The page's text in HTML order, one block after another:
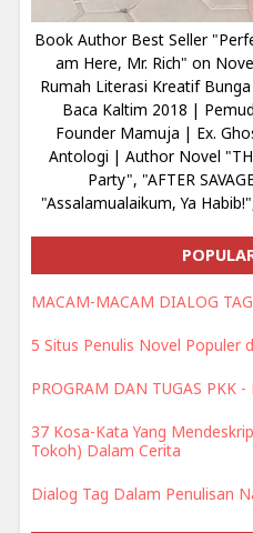
Book Author Best Seller
am Here, Mr. Rich" on
Rumah Literasi Kreatif
Baca Kaltim 2018 |
Founder Mamuja | Ex.
Antologi | Author Novel
Party", "AFTER
"Assalamualaikum, Ya
MACAM-MACAM DIALOG TAG
5 Situs Penulis Novel Populer
PROGRAM DAN TUGAS PKK -
37 Kosa-Kata Yang
Tokoh) Dalam Cerita
Dialog Tag Dalam Penulisan